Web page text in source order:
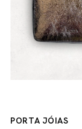
PORTA JÓIAS